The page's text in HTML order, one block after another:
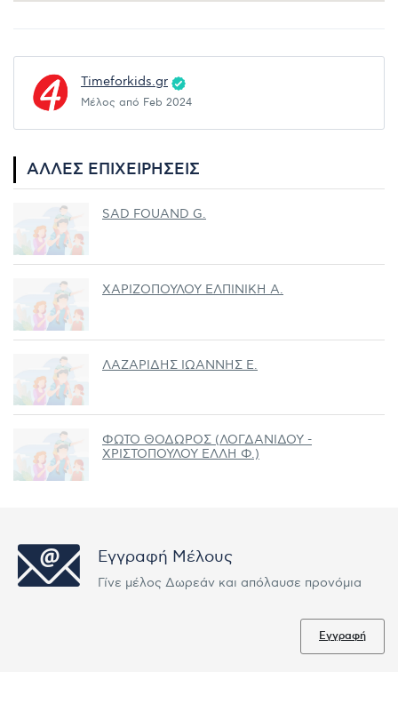
Timeforkids.gr
Μέλος από Feb 2024
ΆΛΛΕΣ ΕΠΙΧΕΙΡΉΣΕΙΣ
SAD FOUAND G.
ΧΑΡΙΖΟΠΟΥΛΟΥ ΕΛΠΙΝΙΚΗ Α.
ΛΑΖΑΡΙΔΗΣ ΙΩΑΝΝΗΣ Ε.
ΦΩΤΟ ΘΟΔΩΡΟΣ (ΛΟΓΔΑΝΙΔΟΥ -
ΧΡΙΣΤΟΠΟΥΛΟΥ ΕΛΛΗ Φ.)
Εγγραφή Μέλους
Γίνε μέλος Δωρεάν και απόλαυσε προνόμια
Εγγραφή